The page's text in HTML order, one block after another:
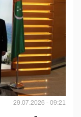
29.07.2026 - 09:21